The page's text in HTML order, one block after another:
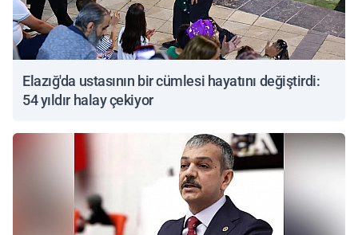
Elazığ'da ustasının bir cümlesi hayatını değiştirdi:
54 yıldır halay çekiyor